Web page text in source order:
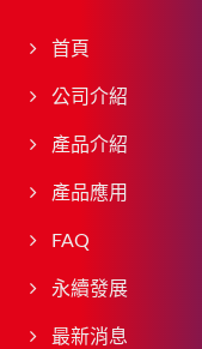
首頁
公司介紹
產品介紹
產品應用
FAQ
永續發展
最新消息